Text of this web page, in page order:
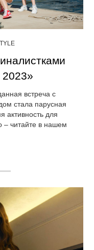
встреча с
стала парусная
активность для
– читайте в нашем